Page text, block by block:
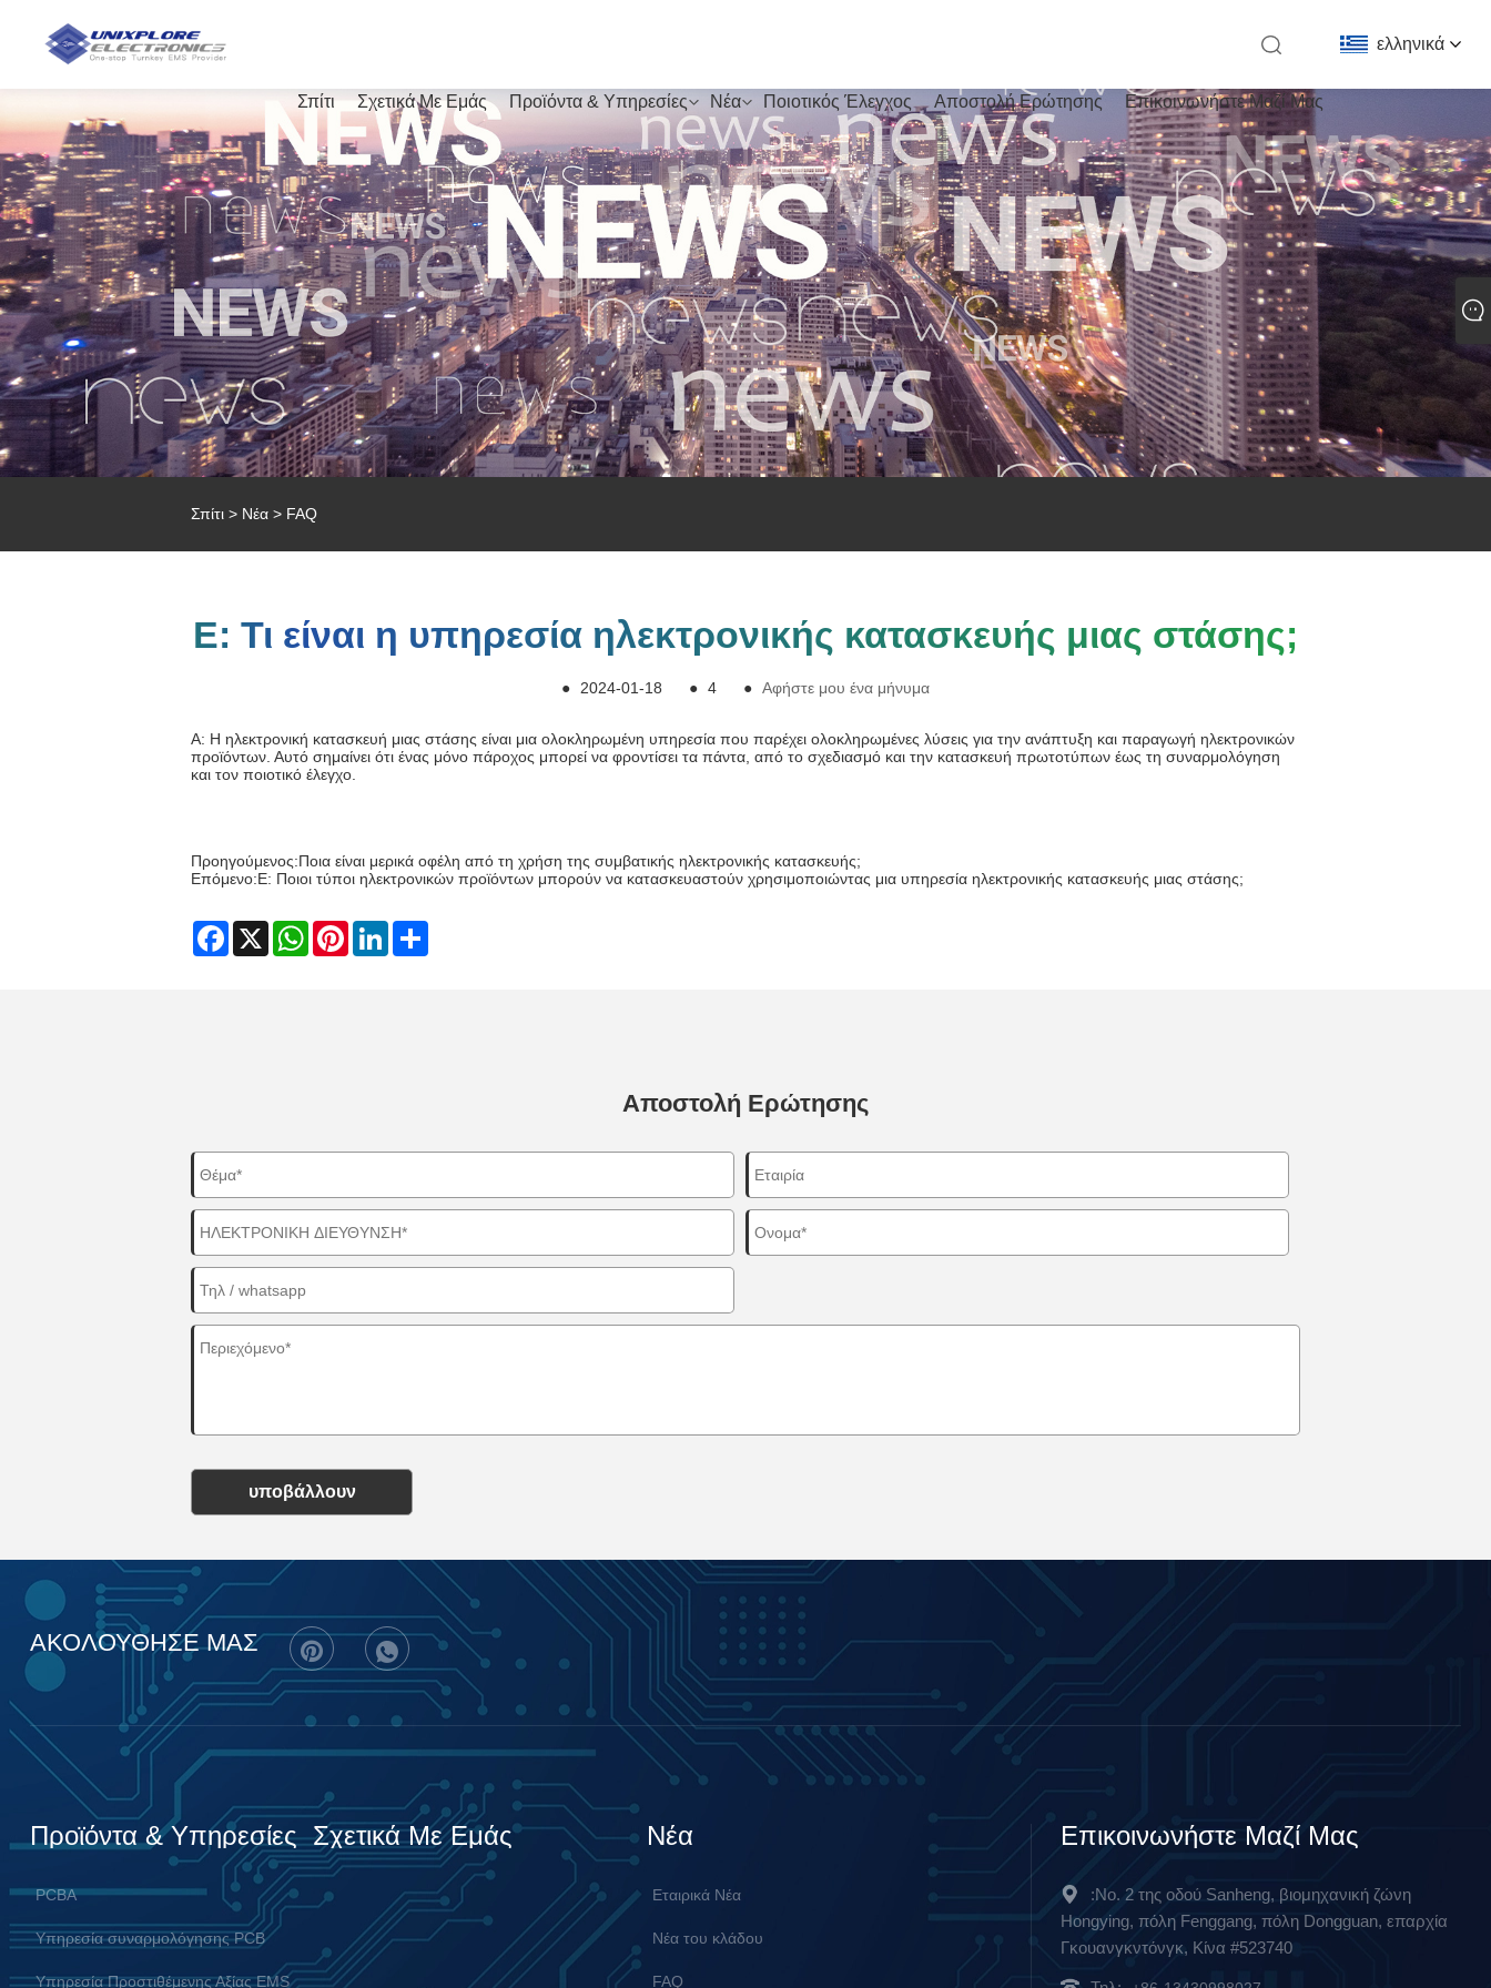
ελληνικά
Σπίτι Σχετικά Με Εμάς Προϊόντα & Υπηρεσίες Νέα Ποιοτικός Έλεγχος Αποστολή Ερώτησης Επικοινωνήστε Μαζί Μας
Σπίτι > Νέα > FAQ
Ε: Τι είναι η υπηρεσία ηλεκτρονικής κατασκευής μιας στάσης;
● 2024-01-18 ● 4 ● Αφήστε μου ένα μήνυμα
Α: Η ηλεκτρονική κατασκευή μιας στάσης είναι μια ολοκληρωμένη υπηρεσία που παρέχει ολοκληρωμένες λύσεις για την ανάπτυξη και παραγωγή ηλεκτρονικών
προϊόντων. Αυτό σημαίνει ότι ένας μόνο πάροχος μπορεί να φροντίσει τα πάντα, από το σχεδιασμό και την κατασκευή πρωτοτύπων έως τη συναρμολόγηση
και τον ποιοτικό έλεγχο.
Προηγούμενος:Ποια είναι μερικά οφέλη από τη χρήση της συμβατικής ηλεκτρονικής κατασκευής;
Επόμενο:Ε: Ποιοι τύποι ηλεκτρονικών προϊόντων μπορούν να κατασκευαστούν χρησιμοποιώντας μια υπηρεσία ηλεκτρονικής κατασκευής μιας στάσης;
Facebook
X WhatsAppPinterestLinkedIn
Αποστολή Ερώτησης
υποβάλλουν
ΑΚΟΛΟΥΘΗΣΕ ΜΑΣ
Προϊόντα & Υπηρεσίες
PCBA
Υπηρεσία συναρμολόγησης PCB
Υπηρεσία Προστιθέμενης Αξίας EMS
Σχετικά Με Εμάς Νέα
Εταιρικά Νέα
Νέα του κλάδου
FAQ
Επικοινωνήστε Μαζί Μας
:Νο. 2 της οδού Sanheng, βιομηχανική ζώνη
Hongying, πόλη Fenggang, πόλη Dongguan, επαρχία
Γκουανγκντόνγκ, Κίνα #523740